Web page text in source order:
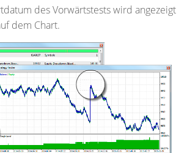
des Vorwärtstests wird angezeigt
dem Chart.